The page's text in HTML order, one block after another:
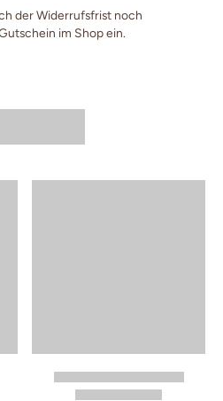
der Widerrufsfrist noch
im Shop ein.